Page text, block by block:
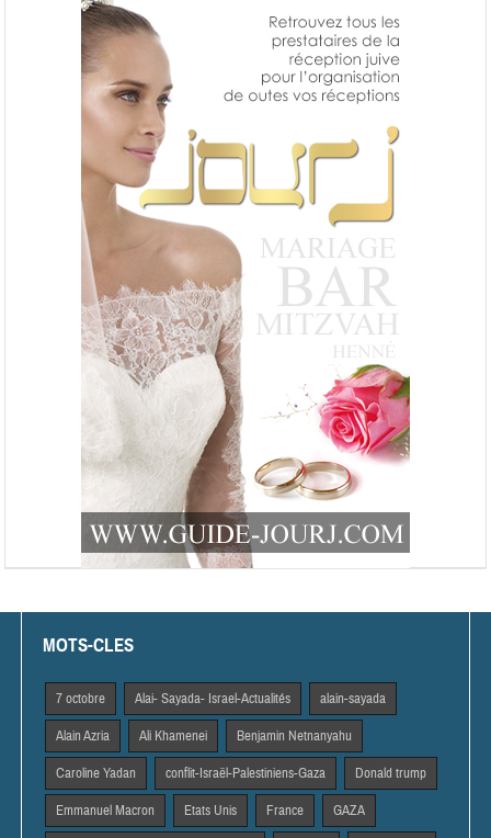
MOTS-CLES
7 octobre Alai- Sayada- Israel-Actualités alain-sayada
Alain Azria Ali Khamenei Benjamin Netnanyahu
Caroline Yadan conflit-Israël-Palestiniens-Gaza Donald trump
Emmanuel Macron Etats Unis France GAZA